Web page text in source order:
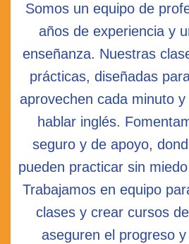
Somos un equipo de
años de experiencia y
enseñanza. Nuestras
prácticas, diseñadas
aprovechen cada minuto y
hablar inglés.
seguro y de apoyo,
pueden practicar sin
Trabajamos en equipo
clases y crear cursos
aseguren el progreso